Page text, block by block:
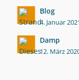
Blog
4. Januar
Damp
12. März